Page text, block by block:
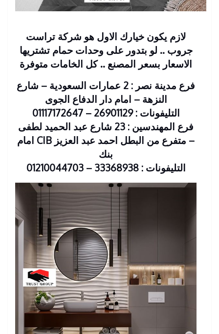
لازم يكون خيارك الاول هو شركة تراست
جروب .. لو بتدور على وحدات حمام تشتريها
الاسعار بسعر المصنع .. كل الخامات متوفرة
فرع مدينة نصر : 2 عمارات السعودية – شارع
النزهة – امام دار الدفاع الجوى
التليفونات : 26901129 – 01117172647
فرع المهندسين : 23 شارع عبد الحميد لطفى
– متفرع من البطل احمد عبد العزيز CIB امام
بنك
التليفونات : 33368938 – 01210044703